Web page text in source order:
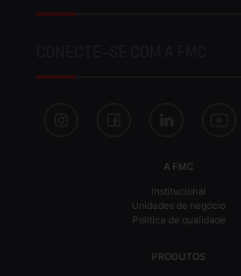
A FMC
Institucional
Unidades de negócio
Política de qualidade
PRODUTOS